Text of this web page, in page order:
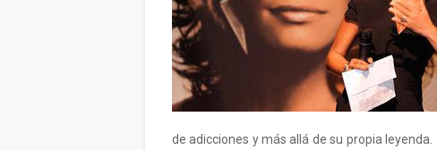
de adicciones y más allá de su propia leyenda.